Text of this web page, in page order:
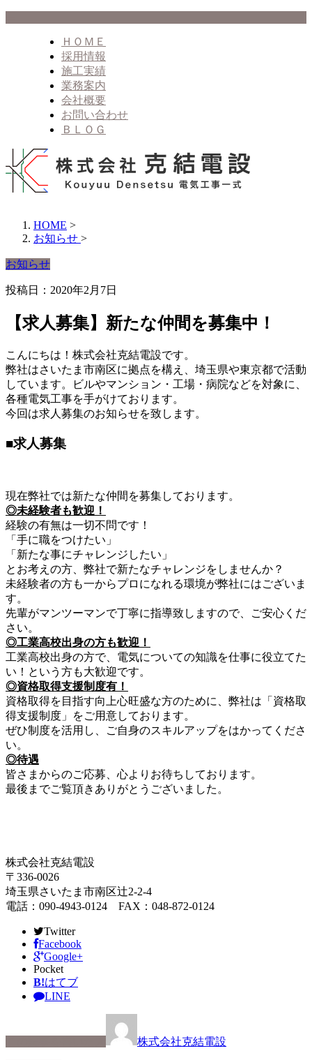
ＨＯＭＥ
採用情報
施工実績
業務案内
会社概要
お問い合わせ
ＢＬＯＧ
HOME >
お知らせ >
お知らせ
投稿日：2020年2月7日
【求人募集】新たな仲間を募集中！
こんにちは！株式会社克結電設です。
弊社はさいたま市南区に拠点を構え、埼玉県や東京都で活動
しています。ビルやマンション・工場・病院などを対象に、
各種電気工事を手がけております。
今回は求人募集のお知らせを致します。
■求人募集
現在弊社では新たな仲間を募集しております。
◎未経験者も歓迎！
経験の有無は一切不問です！
「手に職をつけたい」
「新たな事にチャレンジしたい」
とお考えの方、弊社で新たなチャレンジをしませんか？
未経験者の方も一からプロになれる環境が弊社にはございま
す。
先輩がマンツーマンで丁寧に指導致しますので、ご安心くだ
さい。
◎工業高校出身の方も歓迎！
工業高校出身の方で、電気についての知識を仕事に役立てた
い！という方も大歓迎です。
◎資格取得支援制度有！
資格取得を目指す向上心旺盛な方のために、弊社は「資格取
得支援制度」をご用意しております。
ぜひ制度を活用し、ご自身のスキルアップをはかってくださ
い。
◎待遇
皆さまからのご応募、心よりお待ちしております。
最後までご覧頂きありがとうございました。
株式会社克結電設
〒336-0026
埼玉県さいたま市南区辻2-2-4
電話：090-4943-0124 FAX：048-872-0124
Twitter
Facebook
Google+
Pocket
B!はてブ
LINE
株式会社克結電設